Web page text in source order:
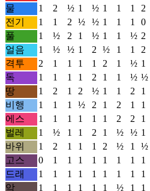
물
1 2 ½ 1 ½ 1 1 1 2
전기
1 1 2 ½ ½ 1 1 1 0
풀
1 ½ 2 1 ½ 1 1 ½ 2
얼음
1 ½ ½ 1 2 ½ 1 1 2
격투
2 1 1 1 1 2 1 ½ 1
독
1 1 1 1 2 1 1 ½ ½
땅
1 2 1 2 ½ 1 1 2 1
비행
1 1 1 ½ 2 1 2 1 1
에스
1 1 1 1 1 1 2 2 1
벌레
1 ½ 1 1 2 1 ½ ½ 1
바위
1 2 1 1 1 2 ½ 1 ½
고스
0 1 1 1 1 1 1 1 1
드래
1 1 1 1 1 1 1 1 1
악
1 1 1 1 1 1 ½ 1 1